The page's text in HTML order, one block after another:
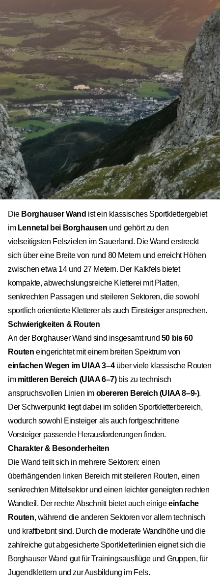
Die Borghauser Wand ist ein klassisches Sportklettergebiet
im Lennetal bei Borghausen und gehört zu den
vielseitigsten Felszielen im Sauerland. Die Wand erstreckt
sich über eine Breite von rund 80 Metern und erreicht Höhen
zwischen etwa 14 und 27 Metern. Der Kalkfels bietet
kompakte, abwechslungsreiche Kletterei mit Platten,
senkrechten Passagen und steileren Sektoren, die sowohl
sportlich orientierte Kletterer als auch Einsteiger ansprechen.
Schwierigkeiten & Routen
An der Borghauser Wand sind insgesamt rund 50 bis 60
Routen eingerichtet mit einem breiten Spektrum von
einfachen Wegen im UIAA 3–4über viele klassische Routen
im mittleren Bereich (UIAA 6–7)bis zu technisch
anspruchsvollen Linien im obereren Bereich (UIAA 8–9-).
Der Schwerpunkt liegt dabei im soliden Sportkletterbereich,
wodurch sowohl Einsteiger als auch fortgeschrittene
Vorsteiger passende Herausforderungen finden.
Charakter & Besonderheiten
Die Wand teilt sich in mehrere Sektoren: einen
überhängenden linken Bereich mit steileren Routen, einen
senkrechten Mittelsektor und einen leichter geneigten rechten
Wandteil. Der rechte Abschnitt bietet auch einigeeinfache
Routen, während die anderen Sektoren vor allem technisch
und kraftbetont sind. Durch die moderate Wandhöhe und die
zahlreiche gut abgesicherte Sportkletterlinien eignet sich die
Borghauser Wand gut für Trainingsausflüge und Gruppen, für
Jugendklettern und zur Ausbildung im Fels.